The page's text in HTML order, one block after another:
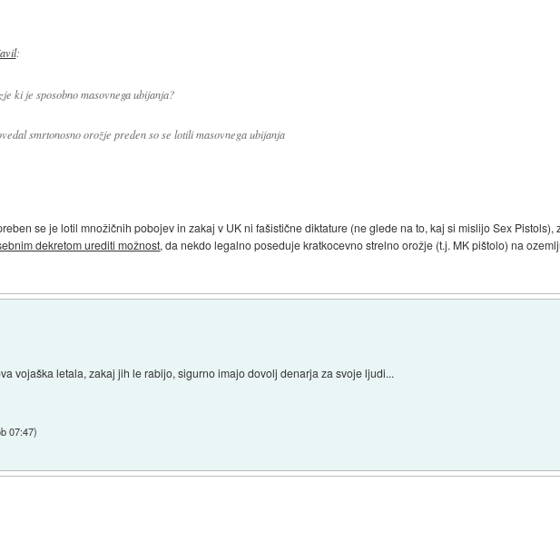
:
ki je sposobno masovnega ubijanja?
smrtonosno orožje preden so se lotili masovnega ubijanja
se je lotil množičnih pobojev in zakaj v UK ni fašistične diktature (ne glede na to, kaj si mislijo Sex Pistols),
dekretom urediti možnost, da nekdo legalno poseduje kratkocevno strelno orožje (t.j. MK pištolo) na
vojaška letala, zakaj jih le rabijo, sigurno imajo dovolj denarja za svoje ljudi...
07:47)